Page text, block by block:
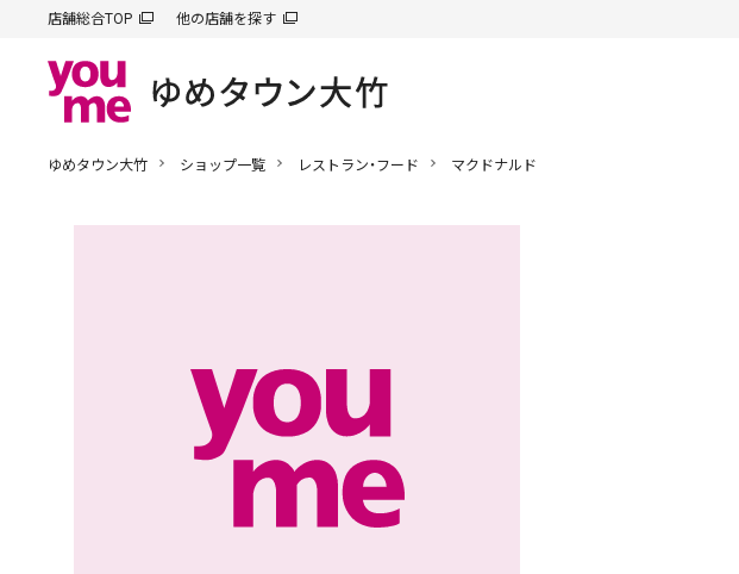
店舗総合TOP 他の店舗を探す
ゆめタウン大竹 ショップ一覧 レストラン・フード マクドナルド